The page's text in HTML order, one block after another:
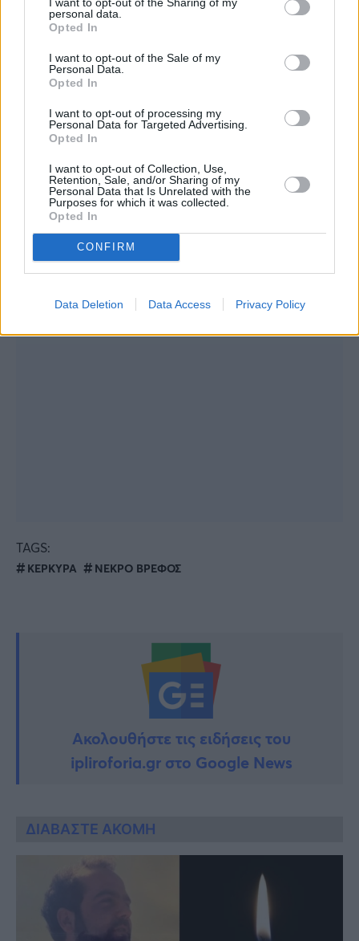
personal data.
Opted In
I want to opt-out of the Sale of my
Personal Data.
Opted In
I want to opt-out of processing my
Personal Data for Targeted Advertising.
Opted In
I want to opt-out of Collection, Use,
Retention, Sale, and/or Sharing of my
Personal Data that Is Unrelated with the
Purposes for which it was collected.
Opted In
CONFIRM
Data Deletion Data Access Privacy Policy
στηρίξει σε αυτή τη δύσκολη στιγμή.
TAGS:
ΚΕΡΚΥΡΑ ΝΕΚΡΟ ΒΡΕΦΟΣ
Ακολουθήστε τις ειδήσεις του
ipliroforia.gr στο Google News
ΔΙΑΒΑΣΤΕ ΑΚΟΜΗ